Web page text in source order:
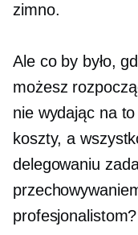
zimno.
Ale co by było,
możesz
nie wydając na
koszty, a
delegowaniu
profesjonalistom?